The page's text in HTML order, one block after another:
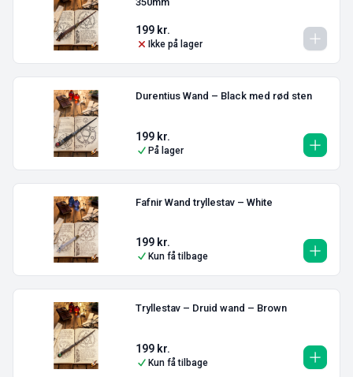
199 kr.
Ikke på lager
Durentius Wand – Black med rød sten
199 kr.
På lager
Fafnir Wand tryllestav – White
199 kr.
Kun få tilbage
Tryllestav – Druid wand – Brown
199 kr.
Kun få tilbage